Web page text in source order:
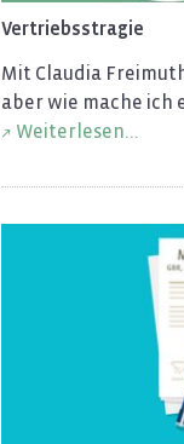
Ver­triebss­tra­gie
Mit Clau­dia
aber wie mache ich
Wei­ter­le­sen...